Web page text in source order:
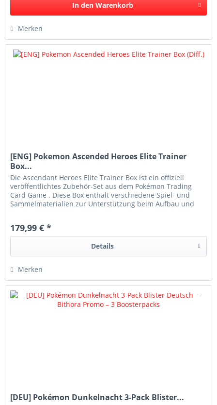
In den Warenkorb
Merken
[ENG] Pokemon Ascended Heroes Elite Trainer
Box...
Die Ascendant Heroes Elite Trainer Box ist ein offiziell
veröffentlichtes Zubehör-Set aus dem Pokémon Trading
Card Game . Diese Box enthält verschiedene Spiel- und
Sammelmaterialien zur Unterstützung beim Aufbau und
179,99 € *
Details
Merken
[DEU] Pokémon Dunkelnacht 3-Pack Blister...